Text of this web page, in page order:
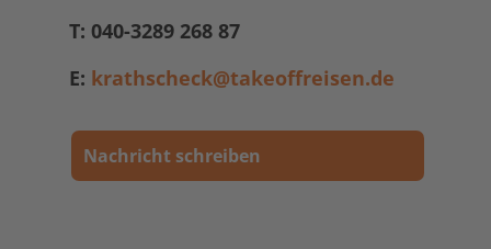
T: 040-3289 268 87
E: krathscheck@takeoffreisen.de
Nachricht schreiben